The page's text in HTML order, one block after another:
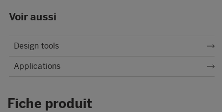
Voir aussi
Design tools
Applications
Fiche produit